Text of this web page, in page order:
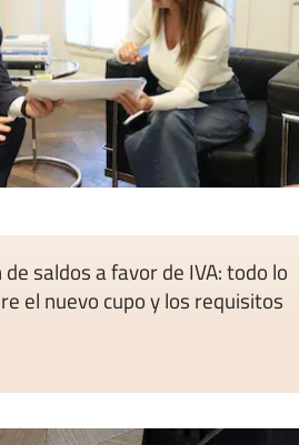
saldos a favor de IVA: todo lo
el nuevo cupo y los requisitos